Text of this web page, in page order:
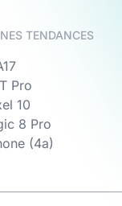
TENDANCES
Pro
10
8 Pro
(4a)